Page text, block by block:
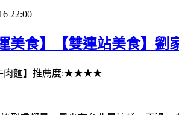
22:00
美食】【雙連站美食】劉
牛肉麵】推薦度:★★★★